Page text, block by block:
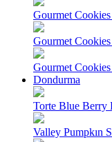
Gourmet
Gourmet
Gourmet
Dondurma
Torte Blue Berry
Valley Pumpkın